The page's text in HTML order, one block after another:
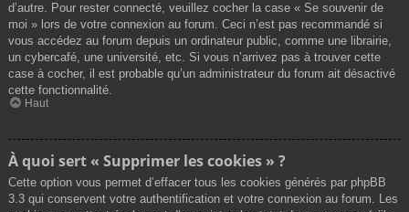
d’autre. Pour rester connecté, veuillez cocher la case « Se souvenir de
moi » lors de votre connexion au forum. Ceci n’est pas recommandé si
vous accédez au forum depuis un ordinateur public, comme une librairie,
un cybercafé, une université, etc. Si vous n’arrivez pas à trouver cette
case à cocher, il est probable qu’un administrateur du forum ait désactivé
cette fonctionnalité.
Haut
À quoi sert « Supprimer les cookies » ?
Cette option vous permet d’effacer tous les cookies générés par phpBB
3.3 qui conservent votre authentification et votre connexion au forum. Les